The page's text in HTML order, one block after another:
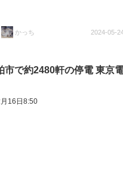
かっち 2024-05-
市で約2480軒の停電 東京
16日8:50